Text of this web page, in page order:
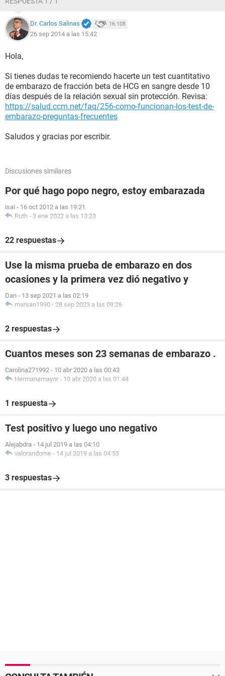
Dr. Carlos Salinas 16.108
26 sep 2014 a las 15:42
Hola,
Si tienes dudas te recomiendo hacerte un test cuantitativo
de embarazo de fracción beta de HCG en sangre desde 10
días después de la relación sexual sin protección. Revisa:
https://salud.ccm.net/faq/256-como-funcionan-los-test-de-
embarazo-preguntas-frecuentes
Saludos y gracias por escribir.
Discusiones similares
Por qué hago popo negro, estoy embarazada
isai - 16 oct 2012 a las 19:21
Ruth - 3 ene 2022 a las 13:23
22 respuestas
Use la misma prueba de embarazo en dos
ocasiones y la primera vez dió negativo y
Dan - 13 sep 2021 a las 02:19
marsan1990 - 28 sep 2023 a las 09:26
2 respuestas
Cuantos meses son 23 semanas de embarazo .
Carolina271992 - 10 abr 2020 a las 00:43
Hermanamayor - 10 abr 2020 a las 01:44
1 respuesta
Test positivo y luego uno negativo
Alejabdra - 14 jul 2019 a las 04:10
valorandome - 14 jul 2019 a las 04:53
3 respuestas